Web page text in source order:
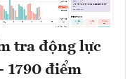
tra động lực
1790 điểm